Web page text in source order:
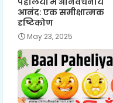
आनंद: एक समीक्षात्मक
दृष्टिकोण
May 23, 2025